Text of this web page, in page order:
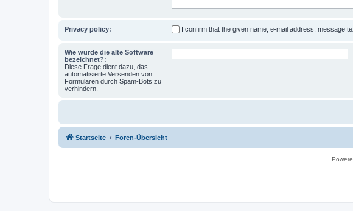
Privacy policy: I confirm that the given name, e-mail address, message
Wie wurde die alte Software
bezeichnet?:
Diese Frage dient dazu, das
automatisierte Versenden von
Formularen durch Spam-Bots zu
verhindern.
Startseite Foren-Übersicht